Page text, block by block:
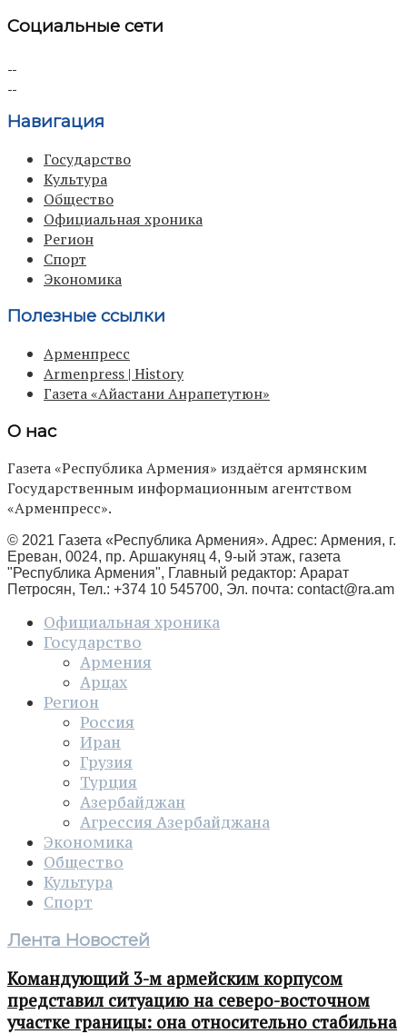
Социальные сети
Навигация
Государство
Культура
Общество
Официальная хроника
Регион
Спорт
Экономика
Полезные ссылки
Арменпресс
Armenpress | History
Газета «Айастани Анрапетутюн»
О нас
Газета «Республика Армения» издаётся армянским
Государственным информационным агентством
«Арменпресс».
© 2021 Газета «Республика Армения». Адрес: Армения, г.
Ереван, 0024, пр. Аршакуняц 4, 9-ый этаж, газета
"Республика Армения", Главный редактор: Арарат
Петросян, Тел.: +374 10 545700, Эл. почта: contact@ra.am
Официальная хроника
Государство
Армения
Арцах
Регион
Россия
Иран
Грузия
Турция
Азербайджан
Агрессия Азербайджана
Экономика
Общество
Культура
Спорт
Лента Новостей
Командующий 3-м армейским корпусом
представил ситуацию на северо-восточном
участке границы: она относительно стабильна